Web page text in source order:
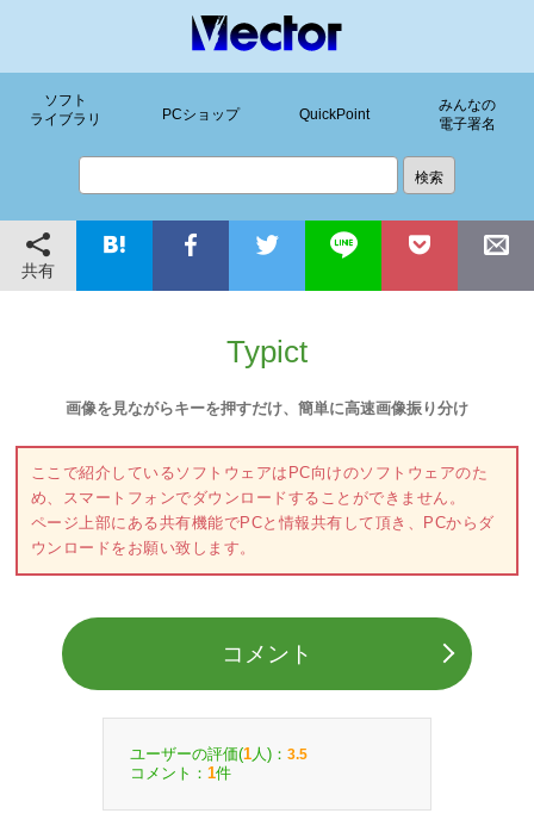
ソフト
ライブラリ
PCショップ QuickPoint
みんなの
電子署名
共有
Typict
画像を見ながらキーを押すだけ、簡単に高速画像振り分け
ここで紹介しているソフトウェアはPC向けのソフトウェアのた
め、スマートフォンでダウンロードすることができません。
ページ上部にある共有機能でPCと情報共有して頂き、PCからダ
ウンロードをお願い致します。
コメント
ユーザーの評価(1 人)： 3.5
コメント： 1件